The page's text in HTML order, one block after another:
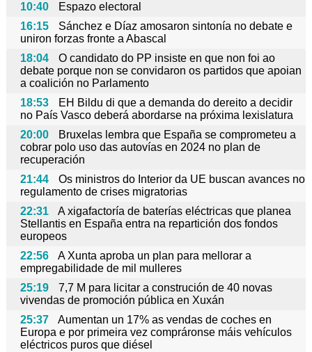
10:40
Espazo electoral
16:15
Sánchez e Díaz amosaron sintonía no debate e
uniron forzas fronte a Abascal
18:04
O candidato do PP insiste en que non foi ao
debate porque non se convidaron os partidos que apoian
a coalición no Parlamento
18:53
EH Bildu di que a demanda do dereito a decidir
no País Vasco deberá abordarse na próxima lexislatura
20:00
Bruxelas lembra que España se comprometeu a
cobrar polo uso das autovías en 2024 no plan de
recuperación
21:44
Os ministros do Interior da UE buscan avances no
regulamento de crises migratorias
22:31
A xigafactoría de baterías eléctricas que planea
Stellantis en España entra na repartición dos fondos
europeos
22:56
A Xunta aproba un plan para mellorar a
empregabilidade de mil mulleres
25:19
7,7 M para licitar a construción de 40 novas
vivendas de promoción pública en Xuxán
25:37
Aumentan un 17% as vendas de coches en
Europa e por primeira vez compráronse máis vehículos
eléctricos puros que diésel